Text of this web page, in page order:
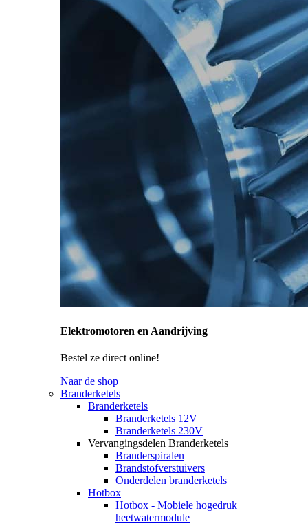
Elektromotoren en Aandrijving
Bestel ze direct online!
Naar de shop
Branderketels
Branderketels
Branderketels 12V
Branderketels 230V
Vervangingsdelen Branderketels
Branderspiralen
Brandstofverstuivers
Onderdelen branderketels
Hotbox
Hotbox - Mobiele hogedruk
heetwatermodule